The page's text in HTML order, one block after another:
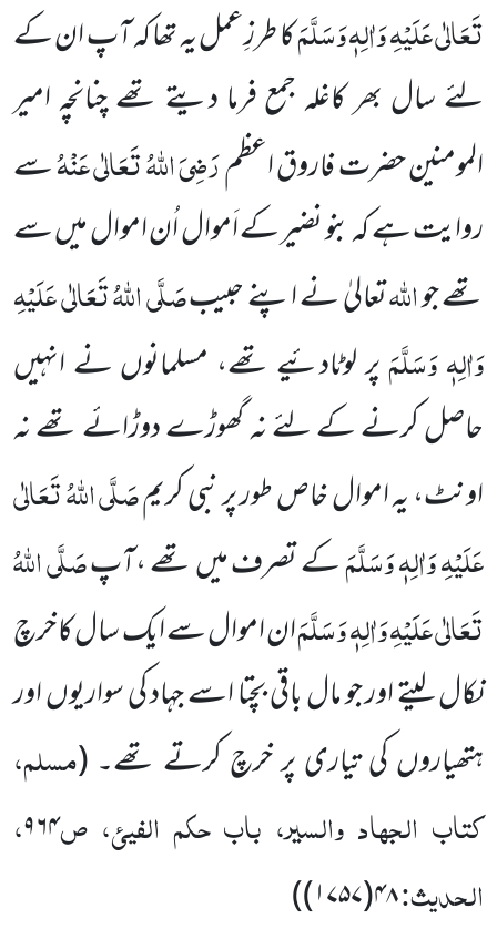
تَعَالٰی عَلَیْہِ وَاٰلِہٖ وَسَلَّمَکا طرزِ عمل یہ تھا کہ آپ ان کے
لئے سال بھر کاغلہ جمع فرما دیتے تھے چنانچہ امیر
المومنین حضرت فاروق اعظمرَضِیَ اللہُ تَعَالٰی عَنْہُسے
روایت ہے کہ بنو نضیر کے اَموال اُن اموال میں سے
تھے جواللہتعالیٰ نے اپنے حبیبصَلَّی اللہُ تَعَالٰی عَلَیْہِ
وَاٰلِہٖ وَسَلَّمَپر لوٹادئیے تھے، مسلمانوں نے انہیں
حاصل کرنے کے لئے نہ گھوڑے دوڑائے تھے نہ
اونٹ، یہ اموال خاص طور پر نبی کریمصَلَّی اللہُ تَعَالٰی
عَلَیْہِ وَاٰلِہٖ وَسَلَّمَکے تصرف میں تھے ،آپصَلَّی اللہُ
تَعَالٰی عَلَیْہِ وَاٰلِہٖ وَسَلَّمَان اموال سے ایک سال کا خرچ
نکال لیتے اور جو مال باقی بچتا اسے جہاد کی سواریوں اور
ہتھیاروں کی تیاری پر خرچ کرتے تھے۔ (مسلم،
کتاب الجہاد والسیر، باب حکم الفیئ، ص۹۶۴،
الحدیث:۴۸(۱۷۵۷)
)